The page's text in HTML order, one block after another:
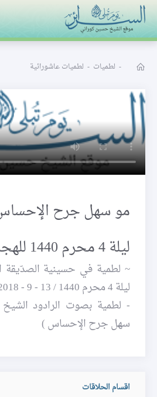
البث المباشر
- لطميات - لطميات عاشورائية
مو سهل جرح
ليلة 4 محرم 1440 للهجرة
~ لطمية في حسينية الصدّيقة
ليلة 4 محرم 1440 / 13 - 9 - 2018:
- لطمية بصوت الرادود
سهل جرح الإحساس )
اقسام الحلاقات